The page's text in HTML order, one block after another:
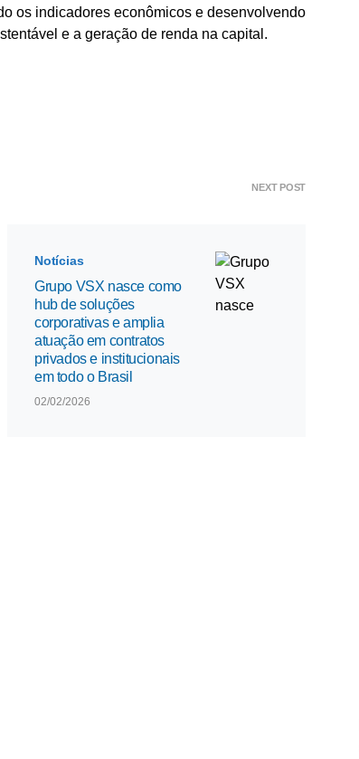
os indicadores econômicos e desenvolvendo
e a geração de renda na capital.
NEXT POST
Notícias
Grupo VSX nasce como
hub de soluções
corporativas e amplia
atuação em contratos
privados e institucionais
em todo o Brasil
02/02/2026